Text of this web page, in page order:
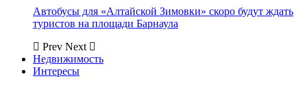
Автобусы для «Алтайской Зимовки» скоро будут ждать
туристов на площади Барнаула
Prev Next
Недвижимость
Интересы